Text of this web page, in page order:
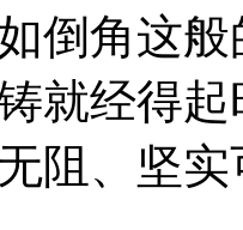
倒角这
就经得
阻、坚